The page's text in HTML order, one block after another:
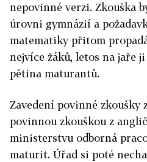
nepovinné verzi. Zkouška
úrovni gymnázií a
matematiky přitom
nejvíce žáků, letos na jaře
pětina maturantů.
Zavedení povinné zkoušky
povinnou zkouškou z
ministerstvu odborná
maturit. Úřad si poté